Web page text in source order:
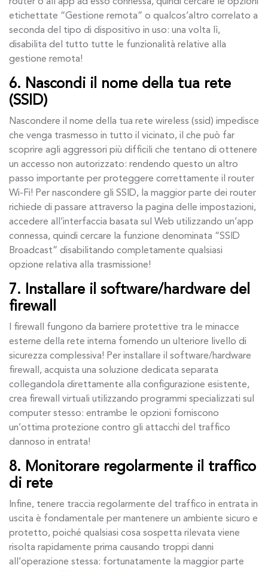
etichettate “Gestione remota” o qualcos’altro correlato a
seconda del tipo di dispositivo in uso: una volta lì,
disabilita del tutto tutte le funzionalità relative alla
gestione remota!
6. Nascondi il nome della tua rete
(SSID)
Nascondere il nome della tua rete wireless (ssid) impedisce
che venga trasmesso in tutto il vicinato, il che può far
scoprire agli aggressori più difficili che tentano di ottenere
un accesso non autorizzato: rendendo questo un altro
passo importante per proteggere correttamente il router
Wi-Fi! Per nascondere gli SSID, la maggior parte dei router
richiede di passare attraverso la pagina delle impostazioni,
accedere all’interfaccia basata sul Web utilizzando un’app
connessa, quindi cercare la funzione denominata “SSID
Broadcast” disabilitando completamente qualsiasi
opzione relativa alla trasmissione!
7. Installare il software/hardware del
firewall
I firewall fungono da barriere protettive tra le minacce
esterne della rete interna fornendo un ulteriore livello di
sicurezza complessiva! Per installare il software/hardware
firewall, acquista una soluzione dedicata separata
collegandola direttamente alla configurazione esistente,
crea firewall virtuali utilizzando programmi specializzati sul
computer stesso: entrambe le opzioni forniscono
un’ottima protezione contro gli attacchi del traffico
dannoso in entrata!
8. Monitorare regolarmente il traffico
di rete
Infine, tenere traccia regolarmente del traffico in entrata in
uscita è fondamentale per mantenere un ambiente sicuro e
protetto, poiché qualsiasi cosa sospetta rilevata viene
risolta rapidamente prima causando troppi danni
all’operazione stessa: fortunatamente la maggior parte